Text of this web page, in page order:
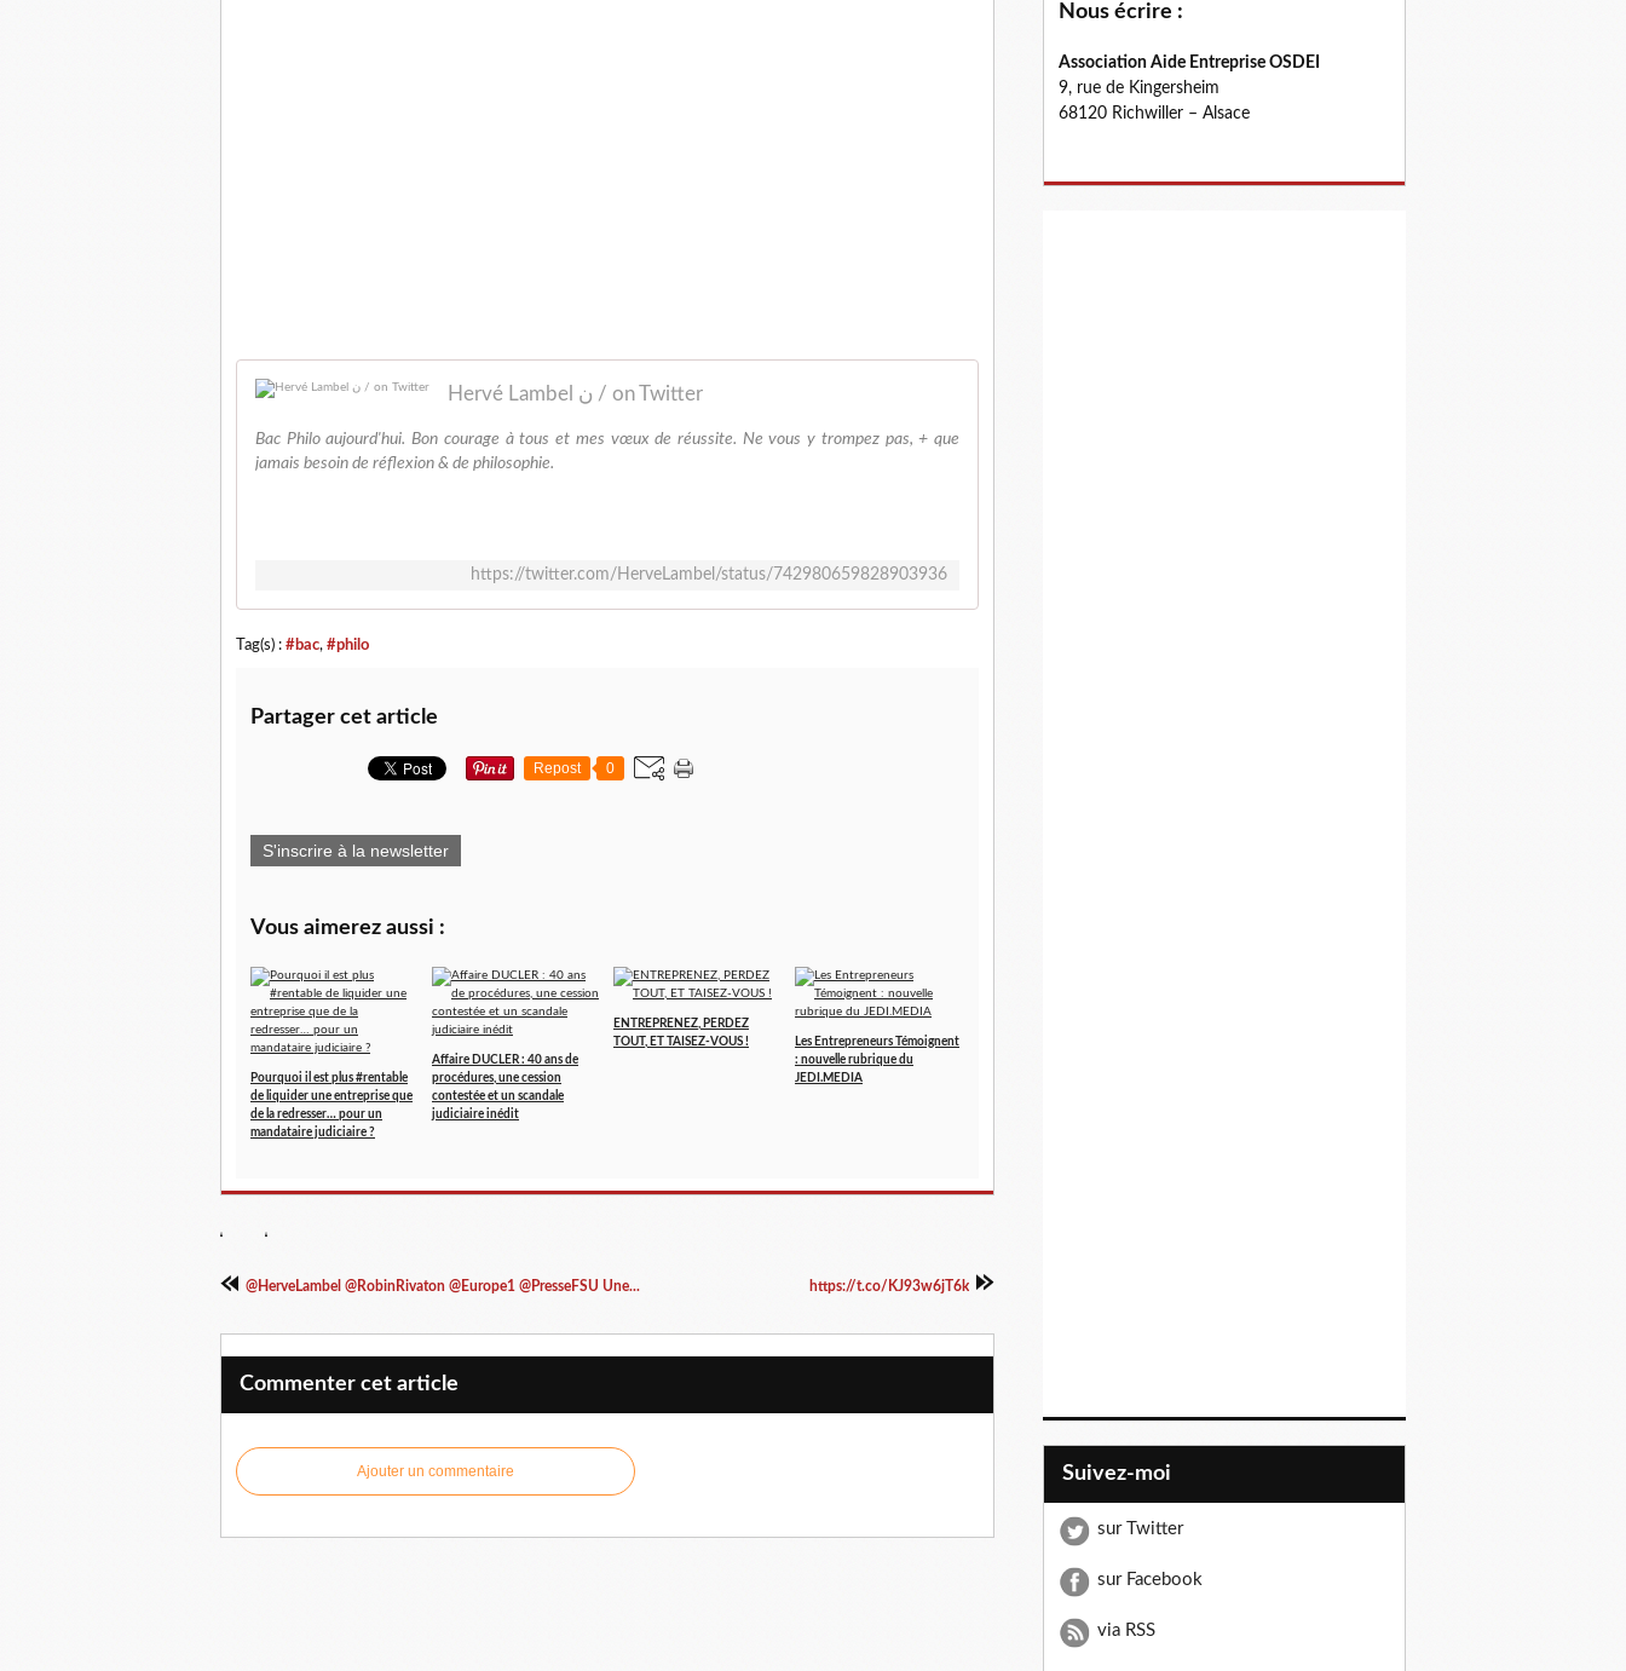
Hervé Lambel ﻥ / on Twitter
Bac Philo aujourd'hui. Bon courage à tous et mes vœux de réussite. Ne vous y trompez pas, + que
jamais besoin de réflexion & de philosophie.
https://twitter.com/HerveLambel/status/742980659828903936
Tag(s) : #bac, #philo
Partager cet article
Repost 0
S'inscrire à la newsletter
Vous aimerez aussi :
Pourquoi il est plus #rentable
de liquider une entreprise que
de la redresser… pour un
mandataire judiciaire ?
Affaire DUCLER : 40 ans de
procédures, une cession
contestée et un scandale
judiciaire inédit
ENTREPRENEZ, PERDEZ
TOUT, ET TAISEZ-VOUS !
Les Entrepreneurs Témoignent
: nouvelle rubrique du
JEDI.MEDIA
@HerveLambel @RobinRivaton @Europe1 @PresseFSU Une... https://t.co/KJ93w6jT6k
Commenter cet article
Ajouter un commentaire
Nous écrire :
Association Aide Entreprise OSDEI
9, rue de Kingersheim
68120 Richwiller – Alsace
Suivez-moi
sur Twitter
sur Facebook
via RSS